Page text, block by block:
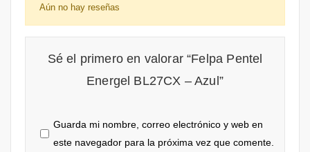
Aún no hay reseñas
Sé el primero en valorar “Felpa Pentel
Energel BL27CX – Azul”
Guarda mi nombre, correo electrónico y web en
este navegador para la próxima vez que comente.